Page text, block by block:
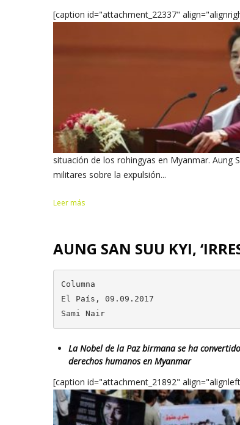
[caption id="attachment_22337"
situación de los rohingyas en Myanmar. Aung
militares sobre la expulsión...
Leer más
AUNG SAN SUU KYI,
Columna
El País, 09.09.2017
Sami Nair
La Nobel de la Paz birmana se ha
derechos humanos en Myanmar
[caption id="attachment_21892"